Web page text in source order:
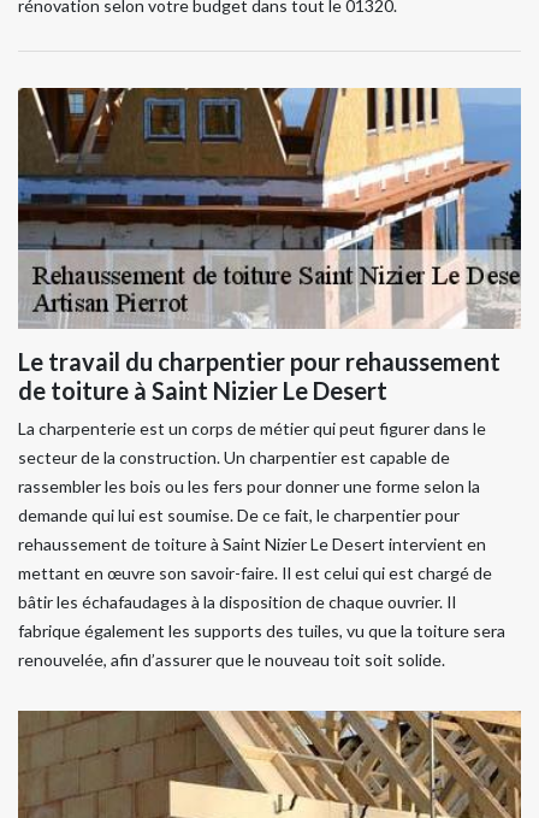
rénovation selon votre budget dans tout le 01320.
Le travail du charpentier pour rehaussement
de toiture à Saint Nizier Le Desert
La charpenterie est un corps de métier qui peut figurer dans le
secteur de la construction. Un charpentier est capable de
rassembler les bois ou les fers pour donner une forme selon la
demande qui lui est soumise. De ce fait, le charpentier pour
rehaussement de toiture à Saint Nizier Le Desert intervient en
mettant en œuvre son savoir-faire. Il est celui qui est chargé de
bâtir les échafaudages à la disposition de chaque ouvrier. Il
fabrique également les supports des tuiles, vu que la toiture sera
renouvelée, afin d’assurer que le nouveau toit soit solide.